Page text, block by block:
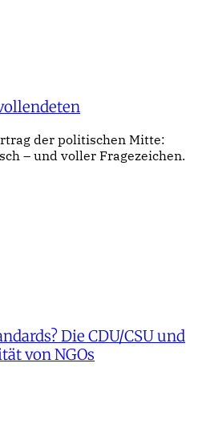
der politischen Mitte:
– und voller Fragezeichen.
Die CDU/CSU und
von NGOs